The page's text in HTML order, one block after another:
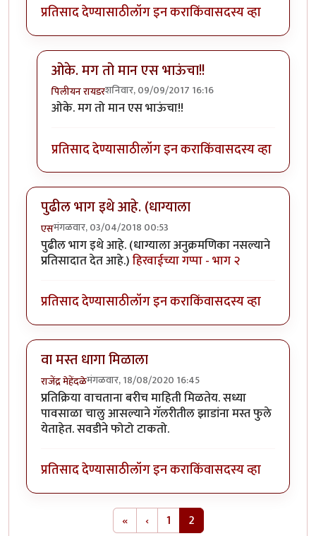
प्रतिसाद देण्यासाठीलॉग इन कराकिंवासदस्य व्हा
ओके. मग तो मान एस भाऊंचा!!
पिलीयन रायडरशनिवार, 09/09/2017 16:16
In reply toदुसरा भागही सासं ने काढावा.
ओके. मग तो मान एस भाऊंचा!!
प्रतिसाद देण्यासाठीलॉग इन कराकिंवासदस्य व्हा
पुढील भाग इथे आहे. (धाग्याला
एसमंगळवार, 03/04/2018 00:53
पुढील भाग इथे आहे. (धाग्याला अनुक्रमणिका नसल्याने
प्रतिसादात देत आहे.)हिरवाईच्या गप्पा - भाग २
प्रतिसाद देण्यासाठीलॉग इन कराकिंवासदस्य व्हा
वा मस्त धागा मिळाला
राजेंद्र मेहेंदळेमंगळवार, 18/08/2020 16:45
प्रतिक्रिया वाचताना बरीच माहिती मिळतेय. सध्या
पावसाळा चालु आसल्याने गॅलरीतील झाडांना मस्त फुले
येताहेत. सवडीने फोटो टाकतो.
प्रतिसाद देण्यासाठीलॉग इन कराकिंवासदस्य व्हा
«First page
‹Previous page
1 2